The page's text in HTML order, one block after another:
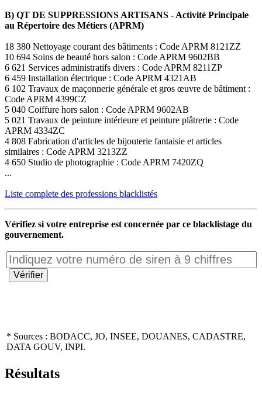
B) QT DE SUPPRESSIONS ARTISANS - Activité Principale
au Répertoire des Métiers (APRM)
18 380 Nettoyage courant des bâtiments : Code APRM 8121ZZ
10 694 Soins de beauté hors salon : Code APRM 9602BB
6 621 Services administratifs divers : Code APRM 8211ZP
6 459 Installation électrique : Code APRM 4321AB
6 102 Travaux de maçonnerie générale et gros œuvre de bâtiment :
Code APRM 4399CZ
5 040 Coiffure hors salon : Code APRM 9602AB
5 021 Travaux de peinture intérieure et peinture plâtrerie : Code
APRM 4334ZC
4 808 Fabrication d'articles de bijouterie fantaisie et articles
similaires : Code APRM 3213ZZ
4 650 Studio de photographie : Code APRM 7420ZQ
...
Liste complete des professions blacklistés
Vérifiez si votre entreprise est concernée par ce blacklistage du
gouvernement.
* Sources : BODACC, JO, INSEE, DOUANES, CADASTRE,
DATA GOUV, INPI.
Résultats